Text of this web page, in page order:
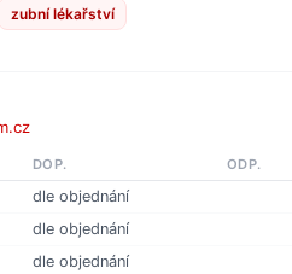
zubní lékařství
DOP. ODP.
dle objednání
dle objednání
dle objednání